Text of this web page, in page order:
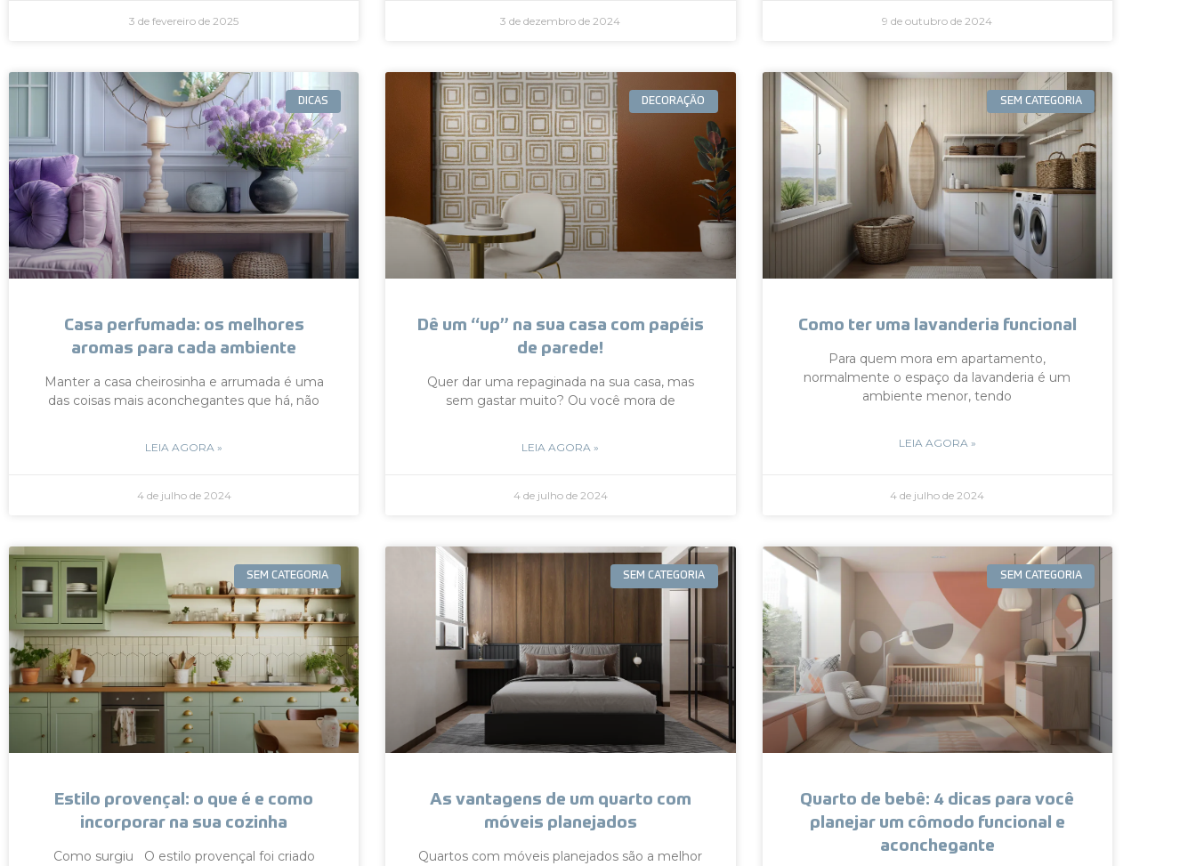
3 de fevereiro de 2025 3 de dezembro de 2024 9 de outubro de 2024
DICAS
Casa perfumada: os melhores
aromas para cada ambiente
Manter a casa cheirosinha e arrumada é uma
das coisas mais aconchegantes que há, não
LEIA AGORA »
4 de julho de 2024
DECORAÇÃO
Dê um “up” na sua casa com papéis
de parede!
Quer dar uma repaginada na sua casa, mas
sem gastar muito? Ou você mora de
LEIA AGORA »
4 de julho de 2024
SEM CATEGORIA
Como ter uma lavanderia funcional
Para quem mora em apartamento,
normalmente o espaço da lavanderia é um
ambiente menor, tendo
LEIA AGORA »
4 de julho de 2024
SEM CATEGORIA
Estilo provençal: o que é e como
incorporar na sua cozinha
Como surgiu O estilo provençal foi criado
SEM CATEGORIA
As vantagens de um quarto com
móveis planejados
Quartos com móveis planejados são a melhor
SEM CATEGORIA
Quarto de bebê: 4 dicas para você
planejar um cômodo funcional e
aconchegante